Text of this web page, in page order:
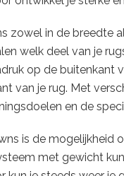
zowel in de breedte
welk deel van je
op de buitenkant
van je rug. Met
en de
is de mogelijkheid
met gewicht